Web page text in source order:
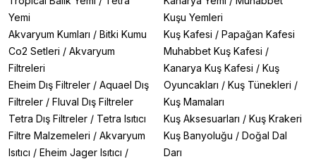
Yemi
Akvaryum Kumları / Bitki Kumu
Co2 Setleri / Akvaryum
Filtreleri
Eheim Dış Filtreler / Aquael Dış
Filtreler / Fluval Dış Filtreler
Tetra Dış Filtreler / Tetra Isıtıcı
Filtre Malzemeleri / Akvaryum
Isıtıcı / Eheim Jager Isıtıcı /
Kuşu Yemleri
Kuş Kafesi / Papağan Kafesi
Muhabbet Kuş Kafesi /
Kanarya Kuş Kafesi / Kuş
Oyuncakları / Kuş Tünekleri /
Kuş Mamaları
Kuş Aksesuarları / Kuş Krakeri
Kuş Banyoluğu / Doğal Dal
Darı